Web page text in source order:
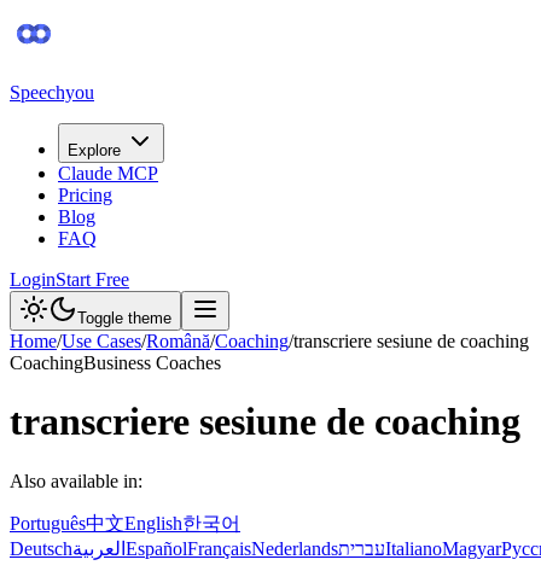
Speechyou
Explore
Claude MCP
Pricing
Blog
FAQ
LoginStart Free
Toggle theme
Home/Use Cases/Română/Coaching/transcriere sesiune de coaching
CoachingBusiness Coaches
transcriere sesiune de coaching
Also available in:
Português中文English한국어
Deutschالعربية EspañolFrançaisNederlandsעבריתItalianoMagyar